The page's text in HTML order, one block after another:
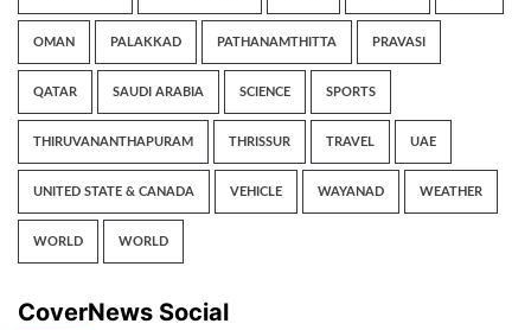
OMAN PALAKKAD PATHANAMTHITTA PRAVASI
QATAR SAUDI ARABIA SCIENCE SPORTS
THIRUVANANTHAPURAM THRISSUR TRAVEL UAE
UNITED STATE & CANADA VEHICLE WAYANAD WEATHER
WORLD WORLD
CoverNews Social